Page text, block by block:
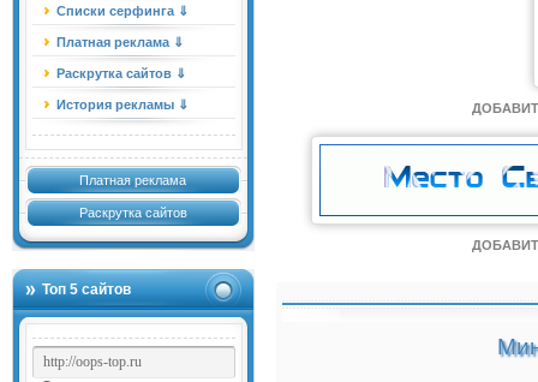
Списки серфинга ⇓
Платная реклама ⇓
Раскрутка сайтов ⇓
История рекламы ⇓
Платная реклама
Раскрутка сайтов
Топ 5 сайтов